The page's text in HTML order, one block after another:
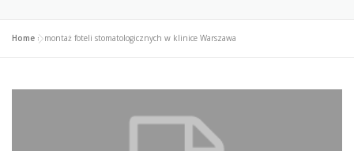
Home »montaż foteli stomatologicznych w klinice Warszawa